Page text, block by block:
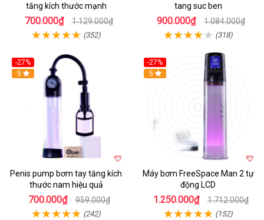
tăng kích thước mạnh
700.000₫ 1.129.000₫
(352)
tang suc ben
900.000₫ 1.084.000₫
(318)
-27%
Hot
5
Penis pump bơm tay tăng kích
thước nam hiệu quả
700.000₫ 959.000₫
(242)
-27%
Hot
5
Máy bơm FreeSpace Man 2 tự
động LCD
1.250.000₫ 1.712.000₫
(152)